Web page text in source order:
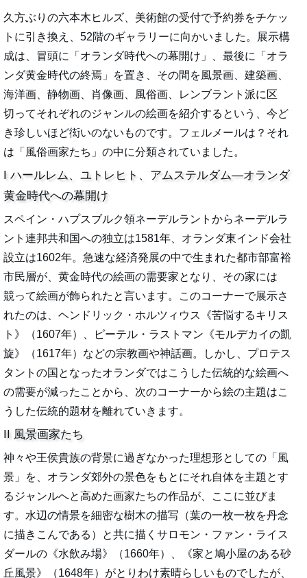
久方ぶりの六本木ヒルズ、美術館の受付で予約券をチケッ
トに引き換え、52階のギャラリーに向かいました。展示構
成は、冒頭に「オランダ時代への幕開け」、最後に「オラ
ンダ黄金時代の終焉」を置き、その間を風景画、建築画、
海洋画、静物画、肖像画、風俗画、レンブラント派に区
切ってそれぞれのジャンルの絵画を紹介するという、今ど
き珍しいほど衒いのないものです。フェルメールは？それ
は「風俗画家たち」の中に分類されていました。
I ハールレム、ユトレヒト、アムステルダム―オランダ
黄金時代への幕開け
スペイン・ハプスブルク領ネーデルラントからネーデルラ
ント連邦共和国への独立は1581年、オランダ東インド会社
設立は1602年。急速な経済発展の中で生まれた都市部富裕
市民層が、黄金時代の絵画の需要家となり、その家には
競って絵画が飾られたと言います。このコーナーで展示さ
れたのは、ヘンドリック・ホルツィウス《苦悩するキリス
ト》（1607年）、ピーテル・ラストマン《モルデカイの凱
旋》（1617年）などの宗教画や神話画。しかし、プロテス
タントの国となったオランダではこうした伝統的な絵画へ
の需要が減ったことから、次のコーナーから絵の主題はこ
うした伝統的題材を離れていきます。
II 風景画家たち
神々や王侯貴族の背景に過ぎなかった理想形としての「風
景」を、オランダ郊外の景色をもとにそれ自体を主題とす
るジャンルへと高めた画家たちの作品が、ここに並びま
す。水辺の情景を細密な樹木の描写（葉の一枚一枚を丹念
に描きこんである）と共に描くサロモン・ファン・ライス
ダールの《水飲み場》（1660年）、《家と鳩小屋のある砂
丘風景》（1648年）がとりわけ素晴らしいものでしたが、